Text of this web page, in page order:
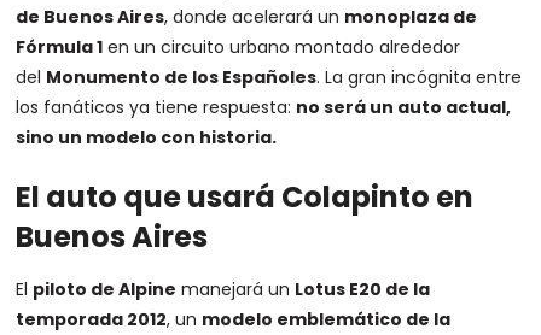
de Buenos Aires, donde acelerará un monoplaza de
Fórmula 1 en un circuito urbano montado alrededor
del Monumento de los Españoles. La gran incógnita entre
los fanáticos ya tiene respuesta: no será un auto actual,
sino un modelo con historia.
El auto que usará Colapinto en
Buenos Aires
El piloto deAlpine manejará un Lotus E20 de la
temporada 2012, un modelo emblemático de la